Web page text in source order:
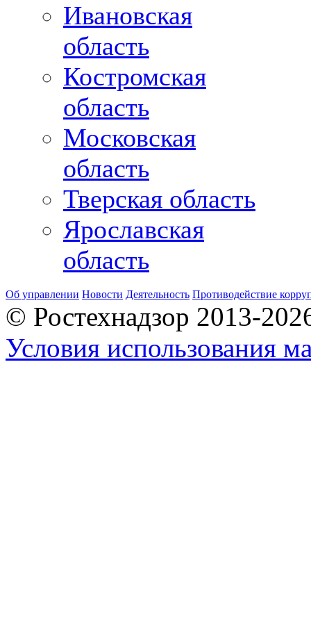
Ивановская
область
Костромская
область
Московская
область
Тверская область
Ярославская
область
Об управлении Новости Деятельность Противодействие
© Ростехнадзор 2013-
Условия использования